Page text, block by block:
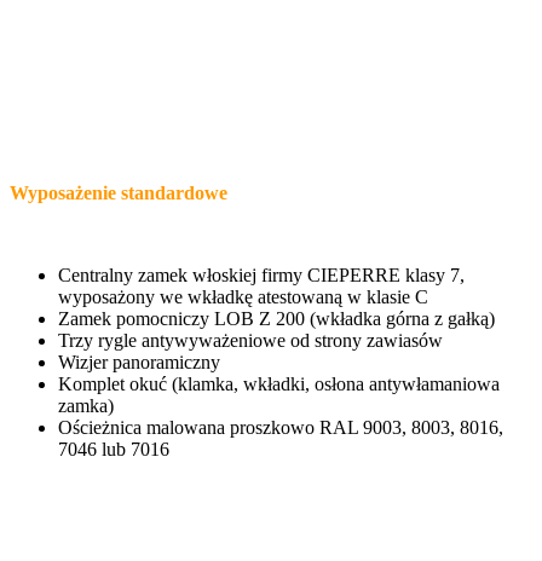
Wyposażenie standardowe
Centralny zamek włoskiej firmy CIEPERRE klasy 7,
wyposażony we wkładkę atestowaną w klasie C
Zamek pomocniczy LOB Z 200 (wkładka górna z gałką)
Trzy rygle antywyważeniowe od strony zawiasów
Wizjer panoramiczny
Komplet okuć (klamka, wkładki, osłona antywłamaniowa
zamka)
Ościeżnica malowana proszkowo RAL 9003, 8003, 8016,
7046 lub 7016